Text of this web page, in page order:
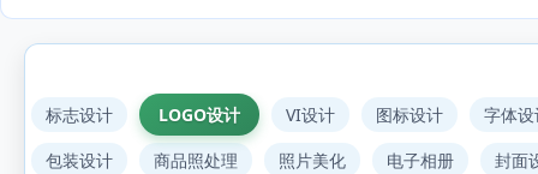
标志设计 LOGO设计 VI设计 图标设计
字体
包装设计
商品照处理 照片美化 电子相册 封面